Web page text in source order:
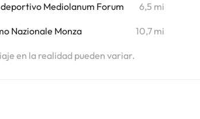
Mediolanum Forum 6,5 mi
Nazionale Monza 10,7 mi
en la realidad pueden variar.